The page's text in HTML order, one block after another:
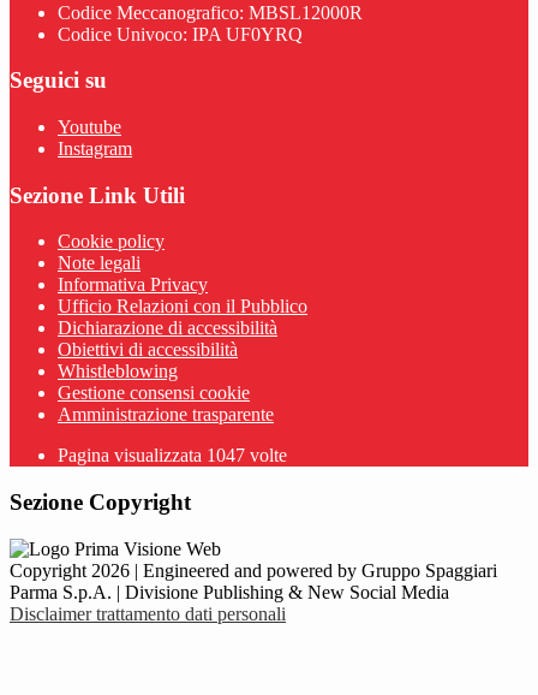
Codice Meccanografico: MBSL12000R
Codice Univoco: IPA UF0YRQ
Seguici su
Youtube
Instagram
Sezione Link Utili
Cookie policy
Note legali
Informativa Privacy
Ufficio Relazioni con il Pubblico
Dichiarazione di accessibilità
Obiettivi di accessibilità
Whistleblowing
Gestione consensi cookie
Amministrazione trasparente
Pagina visualizzata 1047 volte
Sezione Copyright
Copyright 2026 | Engineered and powered by Gruppo Spaggiari
Parma S.p.A. | Divisione Publishing & New Social Media
Disclaimer trattamento dati personali